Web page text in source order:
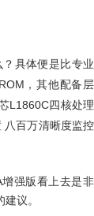
具体便是比专业
，其他配备层
L1860C四核处理
八百万清晰度监控
强版看上去是非
议。